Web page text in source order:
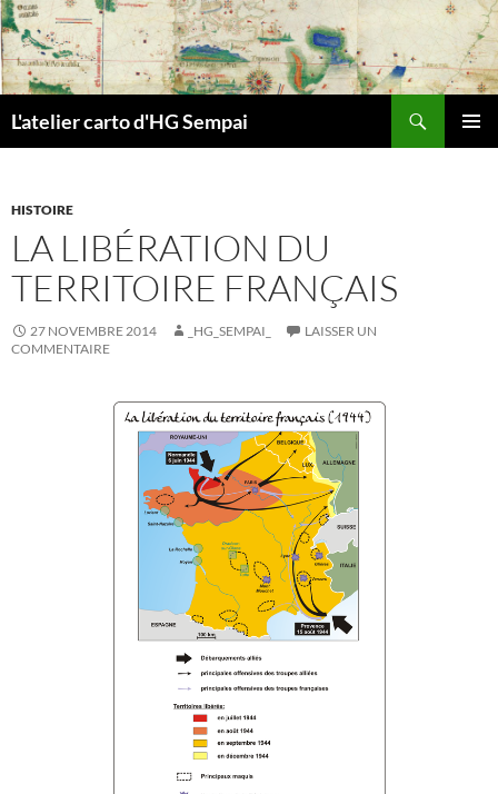
Aller
au
contenu
L'atelier carto d'HG Sempai
HISTOIRE
LA LIBÉRATION DU
TERRITOIRE FRANÇAIS
27 NOVEMBRE 2014 _HG_SEMPAI_
LAISSER UN
COMMENTAIRE